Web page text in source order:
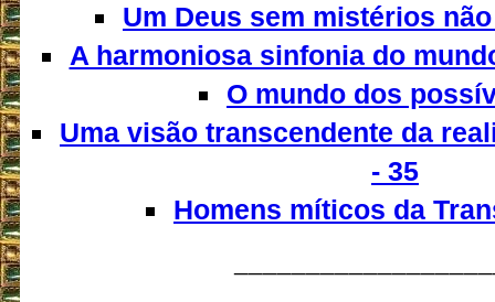
Um Deus sem mistérios
A harmoniosa sinfonia do
O mundo dos
Uma visão transcendente da
- 35
Homens míticos da